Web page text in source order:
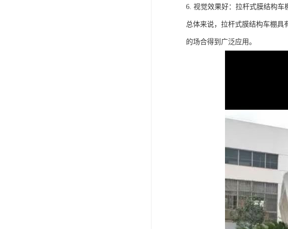
6. 视觉效果好：拉杆式膜结构车
总体来说，拉杆式膜结构车棚具
的场合得到广泛应用。